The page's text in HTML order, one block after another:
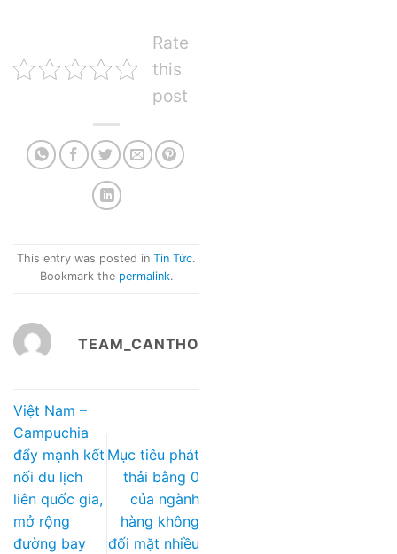
Rate
this
post
This entry was posted in Tin Tức.
Bookmark the permalink.
TEAM_CANTHO
Việt Nam –
Campuchia
đẩy mạnh kết
nối du lịch
liên quốc gia,
mở rộng
đường bay
Mục tiêu phát
thải bằng 0
của ngành
hàng không
đối mặt nhiều